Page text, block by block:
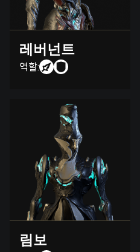
레버넌트
역할:
림보